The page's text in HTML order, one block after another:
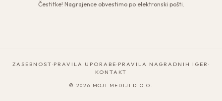
Čestitke! Nagrajence obvestimo po elektronski pošti.
ZASEBNOST· PRAVILA UPORABE· PRAVILA NAGRADNIH IGER ·
KONTAKT
© 2026 MOJI MEDIJI D.O.O.